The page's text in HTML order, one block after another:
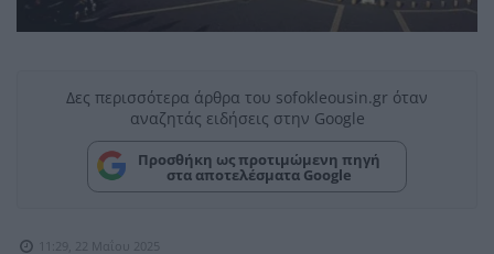
Δες περισσότερα άρθρα του sofokleousin.gr όταν
αναζητάς ειδήσεις στην Google
Προσθήκη ως προτιμώμενη πηγή
στα αποτελέσματα Google
11:29, 22 Μαΐου 2025